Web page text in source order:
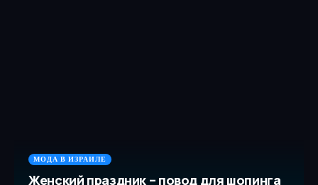
МОДА В ИЗРАИЛЕ
Женский праздник – повод для шопинга